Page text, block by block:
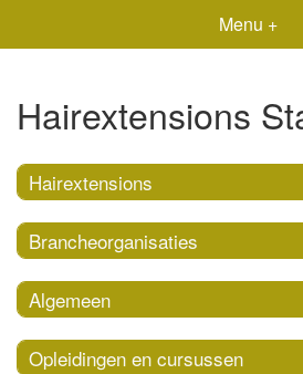
Menu +
Hairextensions
Hairextensions
Brancheorganisaties
Algemeen
Opleidingen en cursussen